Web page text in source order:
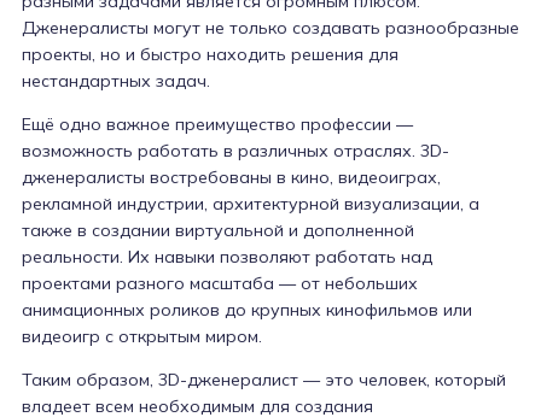
Дженералисты могут не только создавать разнообразные
проекты, но и быстро находить решения для
нестандартных задач.
Ещё одно важное преимущество профессии —
возможность работать в различных отраслях. 3D-
дженералисты востребованы в кино, видеоиграх,
рекламной индустрии, архитектурной визуализации, а
также в создании виртуальной и дополненной
реальности. Их навыки позволяют работать над
проектами разного масштаба — от небольших
анимационных роликов до крупных кинофильмов или
видеоигр с открытым миром.
Таким образом, 3D-дженералист — это человек, который
владеет всем необходимым для создания